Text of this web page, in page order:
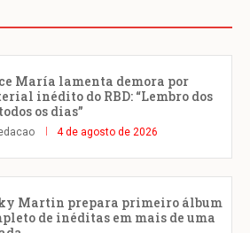
María lamenta demora por
inédito do RBD: “Lembro dos
os dias”
4 de agosto de 2026
Martin prepara primeiro álbum
de inéditas em mais de uma